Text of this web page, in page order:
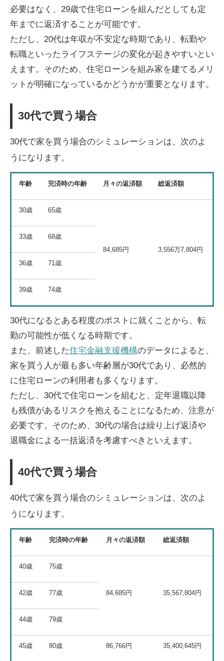
必要はなく、29歳で住宅ローンを組んだとしても定
年までに返済することが可能です。
ただし、20代は年収が不安定な時期であり、転勤や
転職といったライフステージの変化が起きやすいとい
えます。そのため、住宅ローンを組み家を建てるメリ
ットが明確になっているかどうかが重要となります。
30代で買う場合
30代で家を買う場合のシミュレーションは、次のよ
うになります。
年齢 完済時の年齢 月々の返済額 総返済額
30歳 65歳
84,685円 3,556万7,804円
33歳 68歳
36歳 71歳
39歳 74歳
30代になるとある程度のポストに就くことから、転
勤の可能性が低くなる時期です。
また、前述した住宅金融支援機構のデータによると、
家を買う人が最も多い年齢層が30代であり、必然的
に住宅ローンの利用者も多くなります。
ただし、30代で住宅ローンを組むと、定年退職以降
も残債があるリスクを抱えることになるため、注意が
必要です。そのため、30代の場合は繰り上げ返済や
退職金による一括返済を考慮すべきといえます。
40代で買う場合
40代で家を買う場合のシミュレーションは、次のよ
うになります。
年齢 完済時の年齢 月々の返済額 総返済額
40歳 75歳
84,685円 35,567,804円
42歳 77歳
44歳 79歳
45歳 80歳 86,766円 35,400,645円